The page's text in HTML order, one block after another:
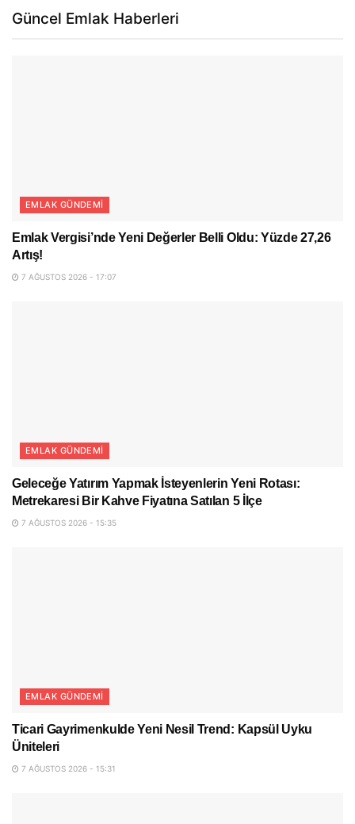
Güncel Emlak Haberleri
EMLAK GÜNDEMI
Emlak Vergisi’nde Yeni Değerler Belli Oldu: Yüzde 27,26
Artış!
7 AĞUSTOS 2026 - 17:07
EMLAK GÜNDEMI
Geleceğe Yatırım Yapmak İsteyenlerin Yeni Rotası:
Metrekaresi Bir Kahve Fiyatına Satılan 5 İlçe
7 AĞUSTOS 2026 - 15:35
EMLAK GÜNDEMI
Ticari Gayrimenkulde Yeni Nesil Trend: Kapsül Uyku
Üniteleri
7 AĞUSTOS 2026 - 15:31